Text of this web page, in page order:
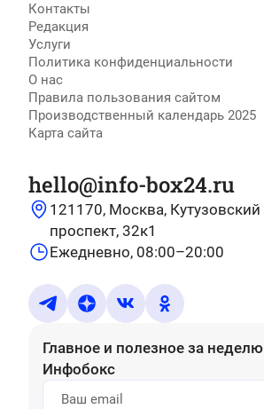
Контакты
Редакция
Услуги
Политика конфиденциальности
О нас
Правила пользования сайтом
Производственный календарь 2025
Карта сайта
hello@info-box24.ru
121170, Москва, Кутузовский
проспект, 32к1
Ежедневно, 08:00–20:00
Главное и полезное за неделю
Инфобокс